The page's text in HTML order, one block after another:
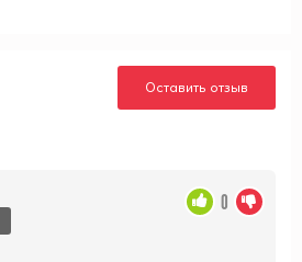
Оставить отзыв
0